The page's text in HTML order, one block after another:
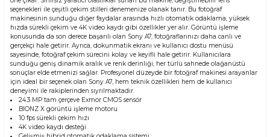
seçenekleri ile çeşitli çekim stilleri denemenize olanak tanır. Bu fotoğraf
makinesinin sunduğu diğer faydalar arasında hızlı otomatik odaklama, yüksek
hızda sürekli çekim ve 4K video kaydı gibi özellikler yer alır. Görüntü işleme
konusunda da son derece başarılı olan Sony A7, fotoğraflarınızı daha canlı ve
gerçekçi hale getirir. Ayrıca, dokunmatik ekranı ve kullanıcı dostu menüsü
sayesinde, fotoğraf çekim sürecini kolay ve keyifli hale getirir. Kullanıcılara
sunduğu geniş dinamik aralık ve renk derinliği, her türlü sahnede olağanüstü
sonuçlar elde etmenizi sağlar. Profesyonel düzeyde bir fotoğraf makinesi arayanlar
için ideal bir seçenek olan Sony A7, hem teknik özellikleri hem de kullanıcı
deneyimi ile rakiplerinden sıyrılmaktadır.
24.3 MP tam çerçeve Exmor CMOS sensör
BIONZ X görüntü işleme motoru
10 fps sürekli çekim hızı
4K video kaydı desteği